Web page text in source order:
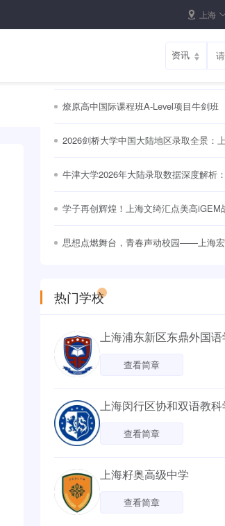
上海
热门资讯
燎原高中国际课程班A-Level项目牛剑班
2026剑桥大学中国大陆地区录取全景：
牛津大学2026年大陆录取数据深度解析
学子再创辉煌！上海文绮汇点美高iGEM
思想点燃舞台，青春声动校园——上海
热门学校
上海浦东新区东鼎外国语
查看简章
上海闵行区协和双语教科
查看简章
上海籽奥高级中学
查看简章